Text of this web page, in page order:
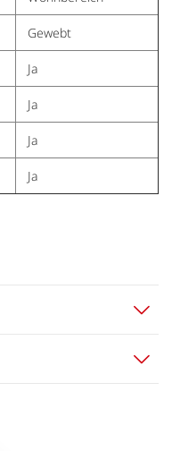
Gewebt
Ja
Ja
Ja
Ja